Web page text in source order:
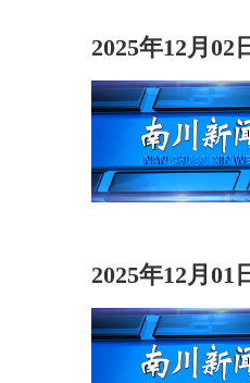
2025年12月02
2025年12月01